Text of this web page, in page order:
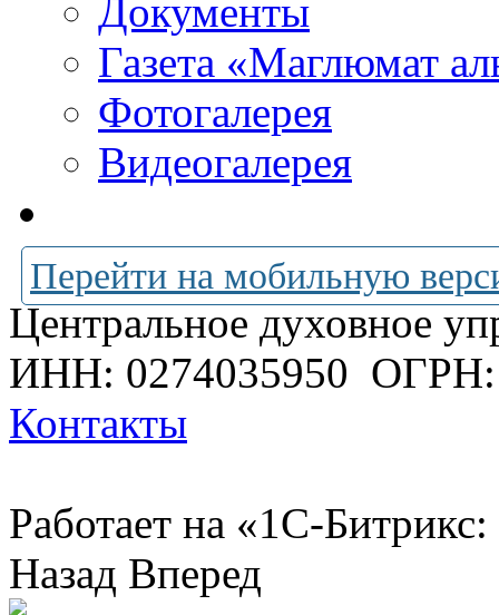
Документы
Газета «Маглюмат
Фотогалерея
Видеогалерея
Перейти на мобильную
Центральное духовное
ИНН: 0274035950 ОГРН:
Контакты
Работает на «1С-
Назад Вперед